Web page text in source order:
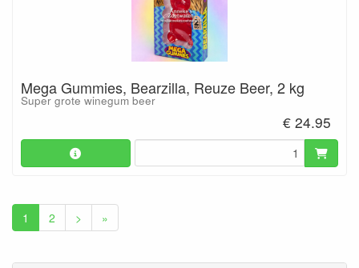
Mega Gummies, Bearzilla, Reuze Beer, 2 kg
Super grote winegum beer
€ 24.95
1 2 > »